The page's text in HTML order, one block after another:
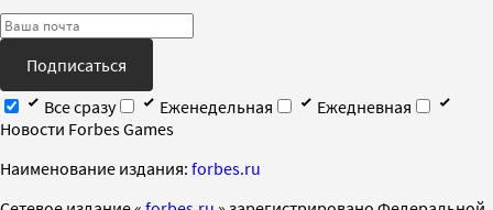
Подписаться
Все сразу
Еженедельная
Ежедневная
Новости Forbes Games
Наименование издания: forbes.ru